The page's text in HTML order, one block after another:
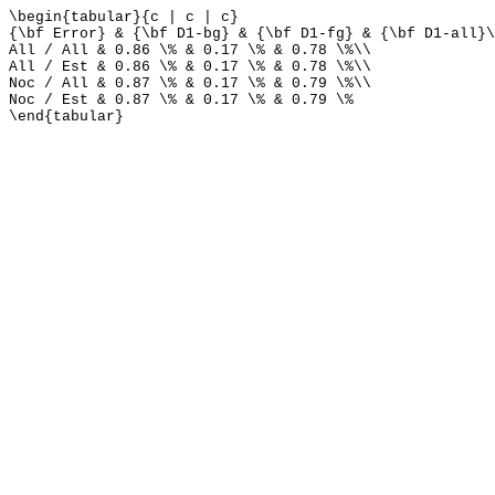
\begin{tabular}{c | c | c}
{\bf Error} & {\bf D1-bg} & {\bf D1-fg} & {\bf D1-
All / All & 0.86 \% & 0.17 \% & 0.78 \%\\
All / Est & 0.86 \% & 0.17 \% & 0.78 \%\\
Noc / All & 0.87 \% & 0.17 \% & 0.79 \%\\
Noc / Est & 0.87 \% & 0.17 \% & 0.79 \%
\end{tabular}